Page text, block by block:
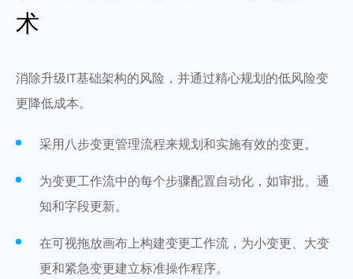
术
消除升级IT基础架构的风险，并通过精心规划的低风险变
更降低成本。
采用八步变更管理流程来规划和实施有效的变更。
为变更工作流中的每个步骤配置自动化，如审批、通
知和字段更新。
在可视拖放画布上构建变更工作流，为小变更、大变
更和紧急变更建立标准操作程序。